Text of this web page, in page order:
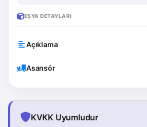
EŞYA DETAYLARI
Açıklama
Asansör
KVKK Uyumludur